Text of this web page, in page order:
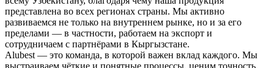
представлена во всех регионах страны. Мы активно
развиваемся не только на внутреннем рынке, но и за его
пределами — в частности, работаем на экспорт и
сотрудничаем с партнёрами в Кыргызстане.
Alubest — это команда, в которой важен вклад каждого. Мы
выстраиваем чёткие и понятные процессы, ценим точность,